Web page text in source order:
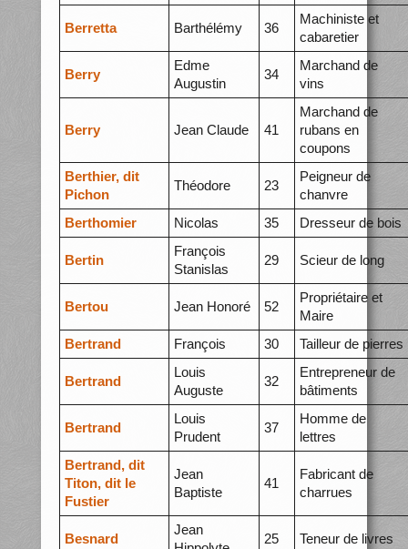
Berretta Barthélémy 36
Machiniste et
cabaretier
Berry
Edme
Augustin
34
Marchand de
vins
Berry Jean Claude 41
Marchand de
rubans en
coupons
Berthier, dit
Pichon
Théodore 23
Peigneur de
chanvre
Berthomier
Nicolas 35 Dresseur de bois
Bertin
François
Stanislas
29 Scieur de long
Bertou Jean Honoré 52
Propriétaire et
Maire
Bertrand
François 30 Tailleur de pierres
Bertrand
Louis
Auguste
32
Entrepreneur de
bâtiments
Bertrand
Louis
Prudent
37
Homme de
lettres
Bertrand, dit
Titon, dit le
Fustier
Jean
Baptiste
41
Fabricant de
charrues
Besnard
Jean
25 Teneur de livres